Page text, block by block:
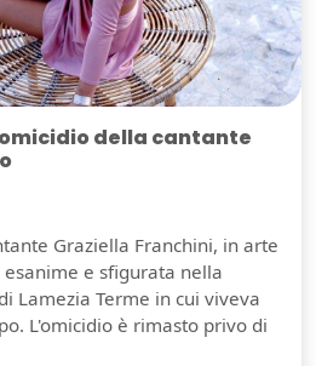
della cantante
Graziella Franchini, in arte
e sfigurata nella
Lamezia Terme in cui viveva
L'omicidio è rimasto privo di